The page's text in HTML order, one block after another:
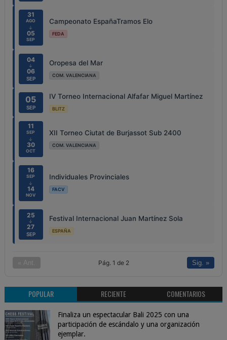
31
AGO
↓
05
SEP
Campeonato EspañaTramos Elo
FEDA
04
↓
06
SEP
Oropesa del Mar
COM. VALENCIANA
05
SEP
IV Torneo Internacional Alfafar Miguel Martínez
BLITZ
11
SEP
↓
30
OCT
XII Torneo Ciutat de Burjassot Sub 2400
COM. VALENCIANA
16
SEP
↓
14
NOV
Individuales Provinciales
FACV
25
↓
27
SEP
Festival Internacional Juan Martínez Sola
ESPAÑA
« Ant. Pág. 1 de 2 Sig. »
POPULAR RECIENTE COMENTARIOS
Finaliza un espectacular Bali 2025 con una
participación de escándalo y una organización
ejemplar.